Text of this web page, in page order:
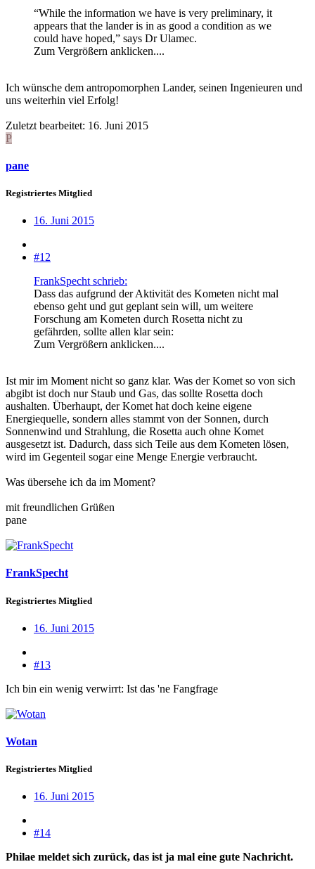
“While the information we have is very preliminary, it
appears that the lander is in as good a condition as we
could have hoped,” says Dr Ulamec.
Zum Vergrößern anklicken....
Ich wünsche dem antropomorphen Lander, seinen Ingenieuren und
uns weiterhin viel Erfolg!
Zuletzt bearbeitet: 16. Juni 2015
P
pane
Registriertes Mitglied
16. Juni 2015
#12
FrankSpecht schrieb:
Dass das aufgrund der Aktivität des Kometen nicht mal
ebenso geht und gut geplant sein will, um weitere
Forschung am Kometen durch Rosetta nicht zu
gefährden, sollte allen klar sein:
Zum Vergrößern anklicken....
Ist mir im Moment nicht so ganz klar. Was der Komet so von sich
abgibt ist doch nur Staub und Gas, das sollte Rosetta doch
aushalten. Überhaupt, der Komet hat doch keine eigene
Energiequelle, sondern alles stammt von der Sonnen, durch
Sonnenwind und Strahlung, die Rosetta auch ohne Komet
ausgesetzt ist. Dadurch, dass sich Teile aus dem Kometen lösen,
wird im Gegenteil sogar eine Menge Energie verbraucht.
Was übersehe ich da im Moment?
mit freundlichen Grüßen
pane
FrankSpecht
Registriertes Mitglied
16. Juni 2015
#13
Ich bin ein wenig verwirrt: Ist das 'ne Fangfrage
Wotan
Registriertes Mitglied
16. Juni 2015
#14
Philae meldet sich zurück, das ist ja mal eine gute Nachricht.